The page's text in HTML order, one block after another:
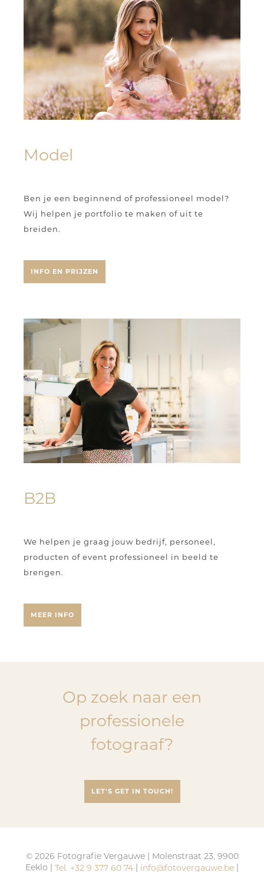
Model
Ben je een beginnend of professioneel model?
Wij helpen je portfolio te maken of uit te
breiden.
INFO EN PRIJZEN
B2B
We helpen je graag jouw bedrijf, personeel,
producten of event professioneel in beeld te
brengen.
MEER INFO
Op zoek naar een
professionele
fotograaf?
LET'S GET IN TOUCH!
© 2026 Fotografie Vergauwe| Molenstraat 23, 9900
Eeklo | Tel. +32 9 377 60 74 | info@fotovergauwe.be |